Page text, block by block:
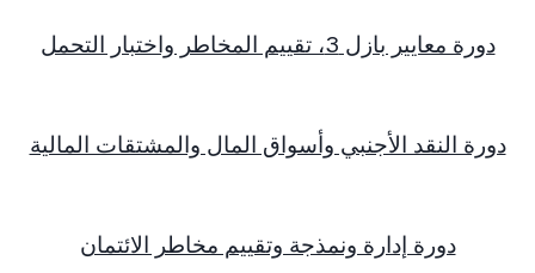
دورة معايير بازل 3، تقييم المخاطر واختبار التحمل
دورة النقد الأجنبي وأسواق المال والمشتقات المالية
دورة إدارة ونمذجة وتقييم مخاطر الائتمان